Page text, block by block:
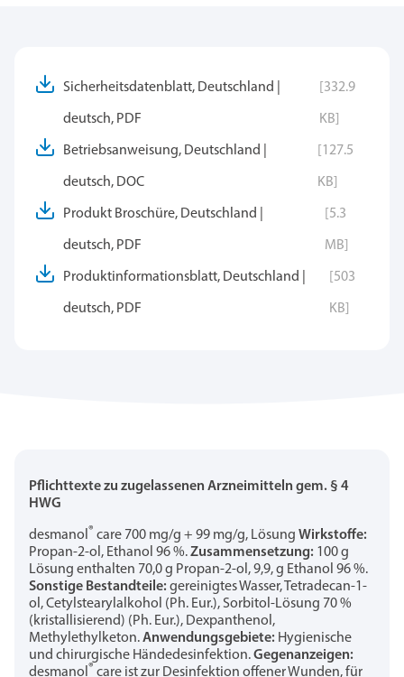
Sicherheitsdatenblatt, Deutschland |
deutsch, PDF
[332.9
KB]
Betriebsanweisung, Deutschland |
deutsch, DOC
[127.5
KB]
Produkt Broschüre, Deutschland |
deutsch, PDF
[5.3
MB]
Produktinformationsblatt, Deutschland |
deutsch, PDF
[503
KB]
Pflichttexte zu zugelassenen Arzneimitteln gem. § 4
HWG
desmanol ® care 700 mg/g + 99 mg/g, Lösung Wirkstoffe:
Propan-2-ol, Ethanol 96 %.Zusammensetzung: 100 g
Lösung enthalten 70,0 g Propan-2-ol, 9,9, g Ethanol 96 %.
Sonstige Bestandteile: gereinigtes Wasser, Tetradecan-1-
ol, Cetylstearylalkohol (Ph. Eur.), Sorbitol-Lösung 70 %
(kristallisierend) (Ph. Eur.), Dexpanthenol,
Methylethylketon.Anwendungsgebiete: Hygienische
und chirurgische Händedesinfektion.Gegenanzeigen:
desmanol ® care ist zur Desinfektion offener Wunden, für